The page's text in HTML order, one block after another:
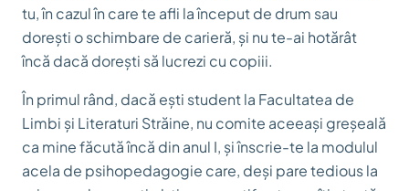
tu, în cazul în care te afli la început de drum sau
dorești o schimbare de carieră, și nu te-ai hotărât
încă dacă dorești să lucrezi cu copiii.
În primul rând, dacă ești student la Facultatea de
Limbi și Literaturi Străine, nu comite aceeași greșeală
ca mine făcută încă din anul I, și înscrie-te la modulul
acela de psihopedagogie care, deși paretediousla